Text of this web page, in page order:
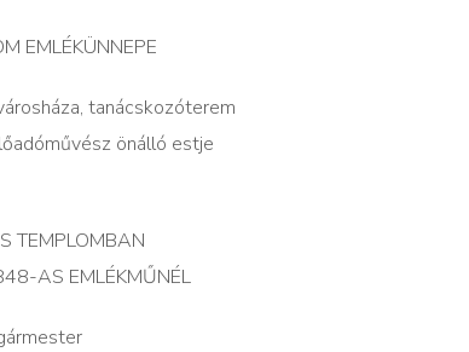
EMLÉKÜNNEPE
tanácskozóterem
önálló estje
TEMPLOMBAN
AS EMLÉKMŰNÉL